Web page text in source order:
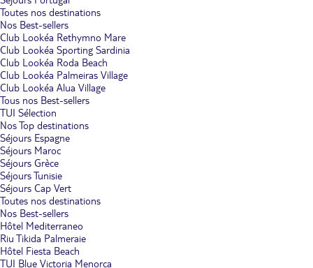
Toutes nos destinations
Nos Best-sellers
Club Lookéa Rethymno Mare
Club Lookéa Sporting Sardinia
Club Lookéa Roda Beach
Club Lookéa Palmeiras Village
Club Lookéa Alua Village
Tous nos Best-sellers
TUI Sélection
Nos Top destinations
Séjours Espagne
Séjours Maroc
Séjours Grèce
Séjours Tunisie
Séjours Cap Vert
Toutes nos destinations
Nos Best-sellers
Hôtel Mediterraneo
Riu Tikida Palmeraie
Hôtel Fiesta Beach
TUI Blue Victoria Menorca